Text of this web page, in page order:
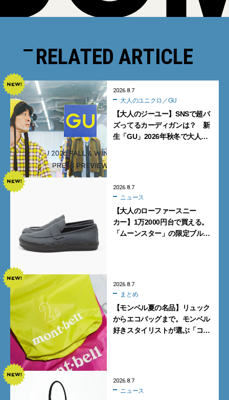
RELATED ARTICLE
2026.8.7
大人のユニクロ／GU
【大人のジーユー】SNSで超バ
ズってるカーディガンは？ 新
生「GU」2026年秋冬で大人メ
2026.8.7
ニュース
【大人のローファースニー
カー】1万2000円台で買える。
「ムーンスター」の限定ブルー
2026.8.7
まとめ
【モンベル夏の名品】リュック
からエコバッグまで。モンベル
好きスタイリストが選ぶ「コス
2026.8.7
ニュース